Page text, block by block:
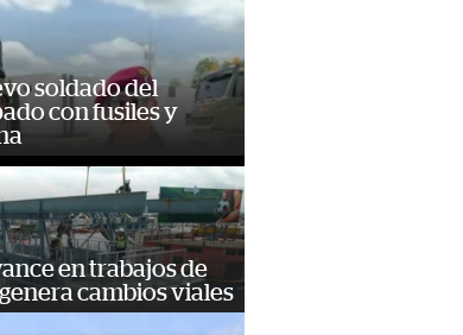
soldado del
con fusiles y
en trabajos de
cambios viales